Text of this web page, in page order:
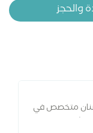
والحجز
متخصص في
حشو وعلاج